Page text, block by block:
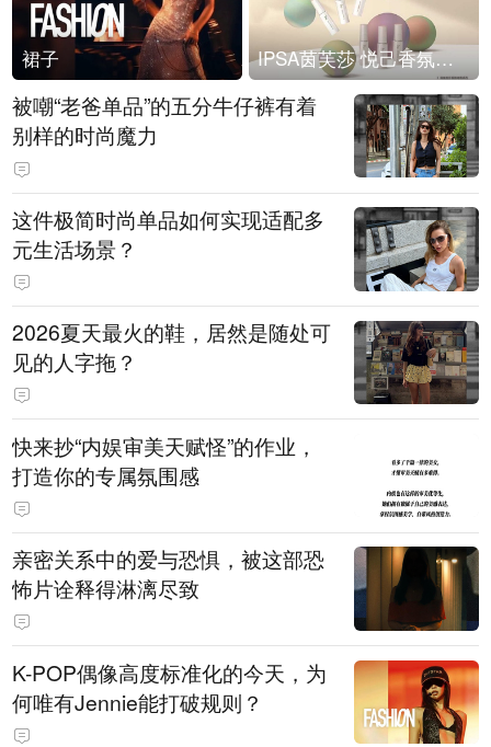
裙子 IPSA茵芙莎 悦己香氛凝露上市
被嘲“老爸单品”的五分牛仔裤有着
别样的时尚魔力
这件极简时尚单品如何实现适配多
元生活场景？
2026夏天最火的鞋，居然是随处可
见的人字拖？
快来抄“内娱审美天赋怪”的作业，
打造你的专属氛围感
亲密关系中的爱与恐惧，被这部恐
怖片诠释得淋漓尽致
K-POP偶像高度标准化的今天，为
何唯有Jennie能打破规则？